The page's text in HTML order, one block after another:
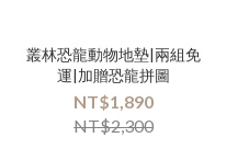
叢林恐龍動物地墊|兩組免
運|加贈恐龍拼圖
NT$1,890
NT$2,300